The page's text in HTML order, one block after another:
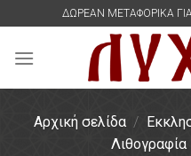
content
ΔΩΡΕΑΝ ΜΕΤΑΦΟΡΙΚΑ
Αρχική σελίδα /
Λιθογραφία